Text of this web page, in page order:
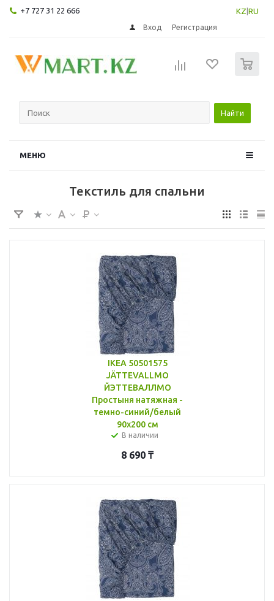
+7 727 31 22 666 KZ RU
Вход Регистрация
Найти
МЕНЮ
Текстиль для спальни
IKEA 50501575
JÄTTEVALLMO
ЙЭТТЕВАЛЛМО
Простыня натяжная -
темно-синий/белый
90x200 см
В наличии
8 690 ₸